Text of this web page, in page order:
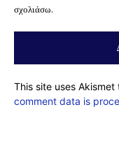
σχολιάσω.
This site uses
comment data is